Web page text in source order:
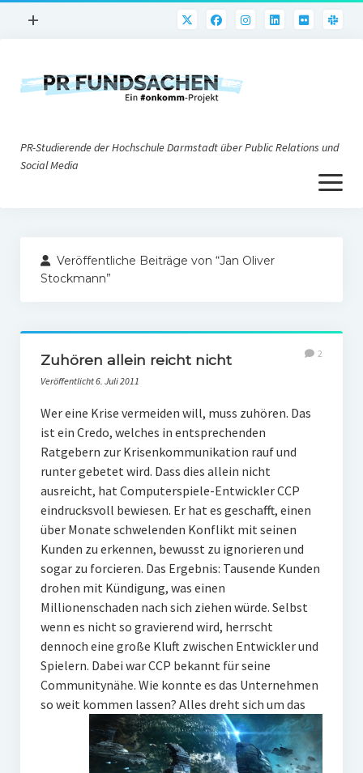
Menü
+
PR@h_da
Nonprofit-PR
Corporate Weblogs
Social Media
PR-Theorie
PR-Literatur
PR-Studien
Gesellschaft & Medien
Künstliche Intelligenz
17 Ziele
Wasserknappheit in Deutschland
Klimaneutrales Tanken
Zukunft der Bildung
Vom Trend zur Tonne
PR-Studierende der Hochschule Darmstadt über Public Relations und
Social Media
Menü
öffnen
Impressum
Veröffentliche Beiträge von “Jan Oliver
Stockmann”
Zuhören allein reicht nicht
Veröffentlicht 6. Juli 2011
2
Wer eine Krise vermeiden will, muss zuhören. Das
ist ein Credo, welches in entsprechenden
Ratgebern zur Krisenkommunikation rauf und
runter gebetet wird. Dass dies allein nicht
ausreicht, hat Computerspiele-Entwickler CCP
eindrucksvoll bewiesen. Er hat es geschafft, einen
über Monate schwelenden Konflikt mit seinen
Kunden zu erkennen, bewusst zu ignorieren und
sogar zu forcieren. Das Ergebnis: Tausende Kunden
drohen mit Kündigung, was einen
Millionenschaden nach sich ziehen würde. Selbst
wenn es nicht so gravierend wird, herrscht
dennoch eine große Kluft zwischen Entwickler und
Spielern. Dabei war CCP bekannt für seine
Communitynähe. Wie konnte es das Unternehmen
so weit kommen lassen? Alles dreht sich um das